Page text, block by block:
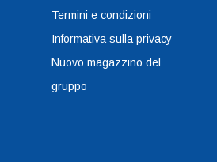
Termini e condizioni
Informativa sulla privacy
Nuovo magazzino del
gruppo